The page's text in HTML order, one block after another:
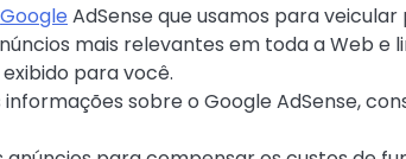
Google AdSense que usamos para
mais relevantes em toda a Web e
para você.
informações sobre o Google AdSense,